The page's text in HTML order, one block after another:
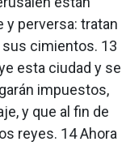
perversa: tratan
cimientos. 13
esta ciudad y se
impuestos,
y que al fin de
reyes. 14 Ahora